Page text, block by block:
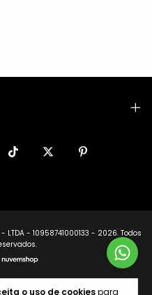
o uso de cookiespara
- 10958741000133 - 2026. Todos